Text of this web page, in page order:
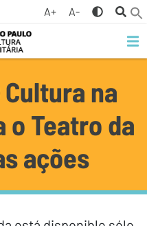
A+ A-
na
o Teatro da
ações